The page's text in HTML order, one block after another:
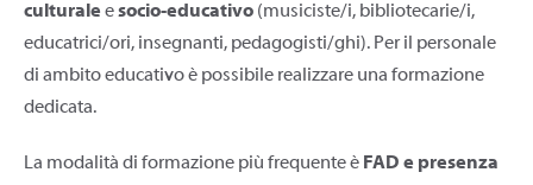
culturale esocio-educativo (musiciste/i, bibliotecarie/i,
educatrici/ori, insegnanti, pedagogisti/ghi). Per il personale
di ambito educativo è possibile realizzare una formazione
dedicata.
La modalità di formazione più frequente è FAD e presenza